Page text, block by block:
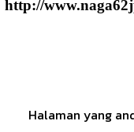
http://
Halaman yang